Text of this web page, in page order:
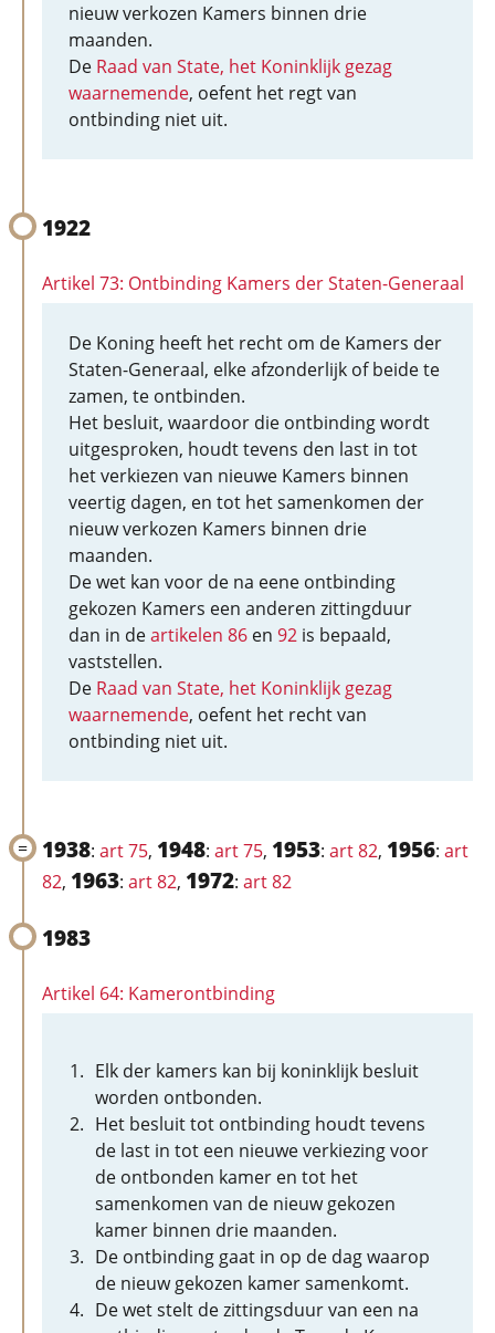
nieuw verkozen Kamers binnen drie
maanden.
De Raad van State, het Koninklijk gezag
waarnemende, oefent het regt van
ontbinding niet uit.
1922
Artikel 73: Ontbinding Kamers der Staten-Generaal
De Koning heeft het recht om de Kamers der
Staten-Generaal, elke afzonderlijk of beide te
zamen, te ontbinden.
Het besluit, waardoor die ontbinding wordt
uitgesproken, houdt tevens den last in tot
het verkiezen van nieuwe Kamers binnen
veertig dagen, en tot het samenkomen der
nieuw verkozen Kamers binnen drie
maanden.
De wet kan voor de na eene ontbinding
gekozen Kamers een anderen zittingduur
dan in deartikelen 86 en 92 is bepaald,
vaststellen.
De Raad van State, het Koninklijk gezag
waarnemende, oefent het recht van
ontbinding niet uit.
1938: art 75, 1948: art 75, 1953: art 82, 1956: art
82, 1963: art 82, 1972: art 82
1983
Artikel 64: Kamerontbinding
Elk der kamers kan bij koninklijk besluit
worden ontbonden.
Het besluit tot ontbinding houdt tevens
de last in tot een nieuwe verkiezing voor
de ontbonden kamer en tot het
samenkomen van de nieuw gekozen
kamer binnen drie maanden.
De ontbinding gaat in op de dag waarop
de nieuw gekozen kamer samenkomt.
De wet stelt de zittingsduur van een na